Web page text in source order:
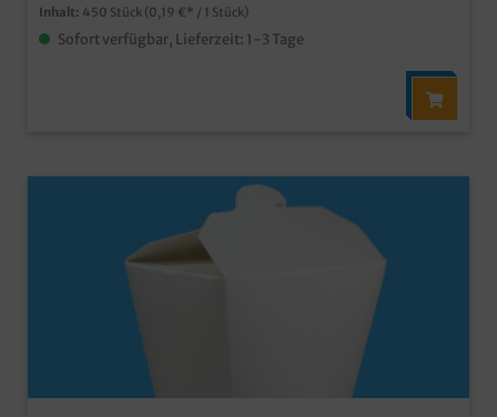
Inhalt: 450 Stück (0,19 €* / 1 Stück)
Sofort verfügbar, Lieferzeit: 1-3 Tage